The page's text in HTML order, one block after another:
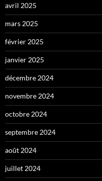
avril 2025
mars 2025
février 2025
janvier 2025
décembre 2024
novembre 2024
octobre 2024
septembre 2024
août 2024
juillet 2024